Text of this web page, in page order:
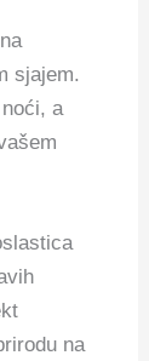
sjajem.
a
na